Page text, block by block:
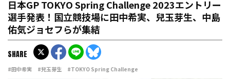
日本GP TOKYO Spring Challenge 2023エントリー
選手発表！国立競技場に田中希実、兒玉芽生、中島
佑気ジョセフらが集結
#田中希実 #兒玉芽生 #TOKYO Spring Challenge
SHARE